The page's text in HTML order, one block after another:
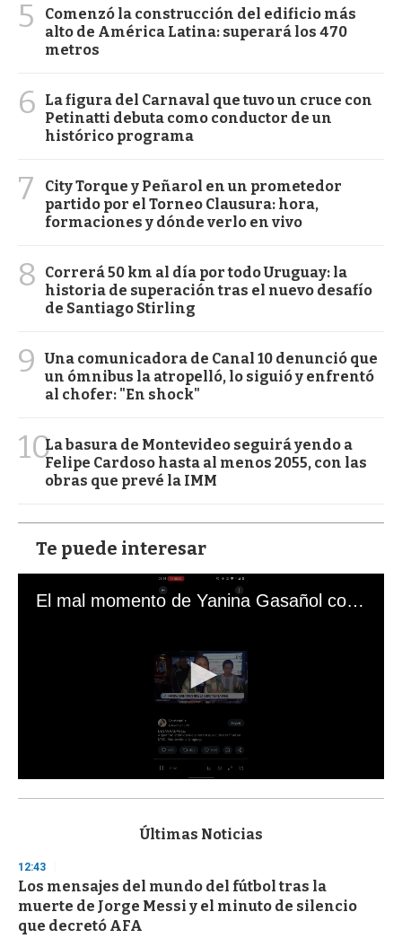
5
Comenzó la construcción del edificio más
alto de América Latina: superará los 470
metros
6
La figura del Carnaval que tuvo un cruce con
Petinatti debuta como conductor de un
histórico programa
7
City Torque y Peñarol en un prometedor
partido por el Torneo Clausura: hora,
formaciones y dónde verlo en vivo
8
Correrá 50 km al día por todo Uruguay: la
historia de superación tras el nuevo desafío
de Santiago Stirling
9
Una comunicadora de Canal 10 denunció que
un ómnibus la atropelló, lo siguió y enfrentó
al chofer: "En shock"
10La basura de Montevideo seguirá yendo a
Felipe Cardoso hasta al menos 2055, con las
obras que prevé la IMM
Te puede interesar
El mal momento de Yanina Gasañol con un hincha argentino en "Subrayado"
s
d
s
o
f
3
Últimas Noticias
12:43
Los mensajes del mundo del fútbol tras la
muerte de Jorge Messi y el minuto de silencio
que decretó AFA